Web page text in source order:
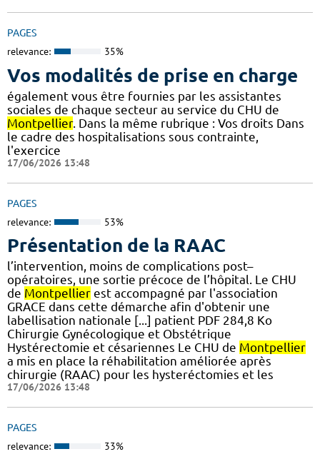
PAGES
relevance: 35%
Vos modalités de prise en charge
également vous être fournies par les assistantes
sociales de chaque secteur au service du CHU de
Montpellier. Dans la même rubrique : Vos droits Dans
le cadre des hospitalisations sous contrainte,
l'exercice
17/06/2026 13:48
PAGES
relevance: 53%
Présentation de la RAAC
l’intervention, moins de complications post–
opératoires, une sortie précoce de l’hôpital. Le CHU
de Montpellier est accompagné par l'association
GRACE dans cette démarche afin d'obtenir une
labellisation nationale [...] patient PDF 284,8 Ko
Chirurgie Gynécologique et Obstétrique
Hystérectomie et césariennes Le CHU de Montpellier
a mis en place la réhabilitation améliorée après
chirurgie (RAAC) pour les hysteréctomies et les
17/06/2026 13:48
PAGES
relevance: 33%